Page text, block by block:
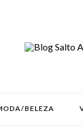
BELEZA